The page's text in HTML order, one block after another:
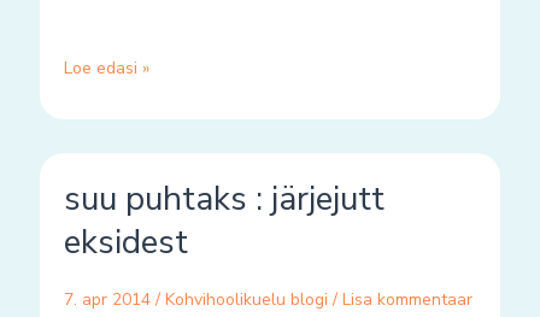
Loe edasi »
suu puhtaks : järjejutt
eksidest
7. apr 2014 / Kohvihoolikuelu blogi / Lisa kommentaar
puhtaks
järjejutt